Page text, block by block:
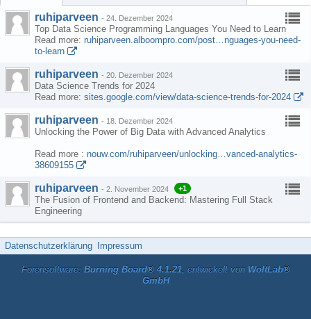
ruhiparveen - 24. Dezember 2024
Top Data Science Programming Languages You Need to Learn
Read more: ruhiparveen.alboompro.com/post…nguages-you-need-
to-learn
ruhiparveen - 20. Dezember 2024
Data Science Trends for 2024
Read more: sites.google.com/view/data-science-trends-for-2024
ruhiparveen - 18. Dezember 2024
Unlocking the Power of Big Data with Advanced Analytics
Read more : nouw.com/ruhiparveen/unlocking…vanced-analytics-
38609155
ruhiparveen - 2. November 2024 +1
The Fusion of Frontend and Backend: Mastering Full Stack
Engineering
Datenschutzerklärung Impressum
Forensoftware: Burning Board® 4.1.21, entwickelt von WoltLab®
GmbH